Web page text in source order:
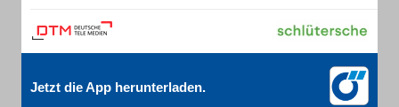
Jetzt die App herunterladen.